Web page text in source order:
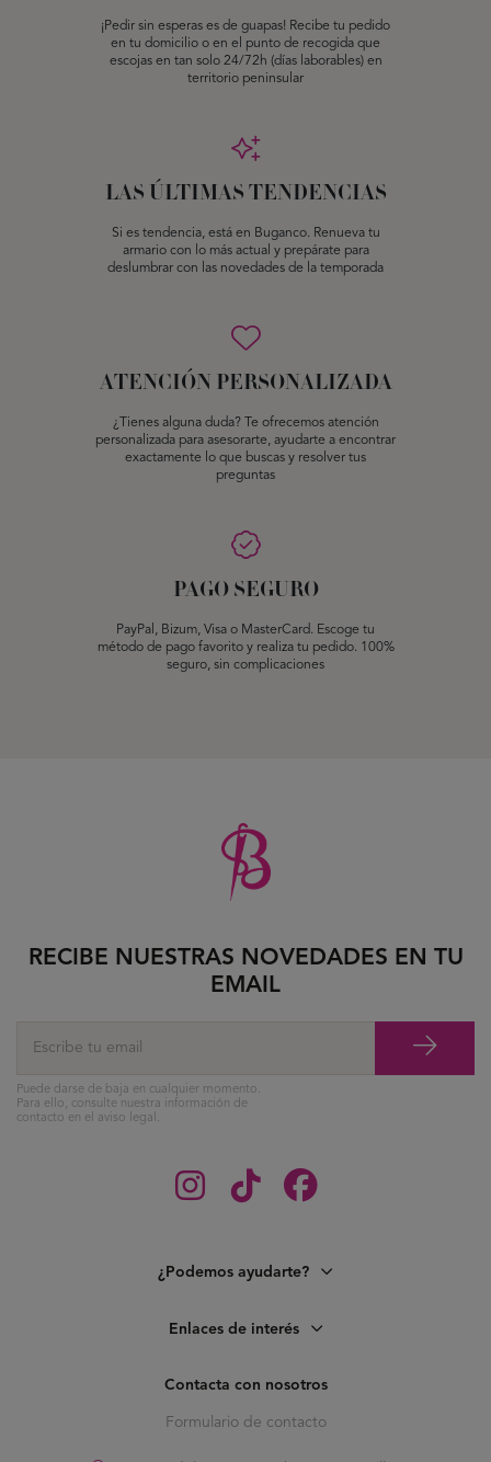
¡Pedir sin esperas es de guapas! Recibe tu pedido
en tu domicilio o en el punto de recogida que
escojas en tan solo 24/72h (días laborables) en
territorio peninsular
LAS ÚLTIMAS TENDENCIAS
Si es tendencia, está en Buganco. Renueva tu
armario con lo más actual y prepárate para
deslumbrar con las novedades de la temporada
ATENCIÓN PERSONALIZADA
¿Tienes alguna duda? Te ofrecemos atención
personalizada para asesorarte, ayudarte a encontrar
exactamente lo que buscas y resolver tus
preguntas
PAGO SEGURO
PayPal, Bizum, Visa o MasterCard. Escoge tu
método de pago favorito y realiza tu pedido. 100%
seguro, sin complicaciones
¿Podemos ayudarte?
Enlaces de interés
Contacta con nosotros
Formulario de contacto
RECIBE NUESTRAS NOVEDADES EN TU
EMAIL
Puede darse de baja en cualquier momento.
Para ello, consulte nuestra información de
contacto en el aviso legal.